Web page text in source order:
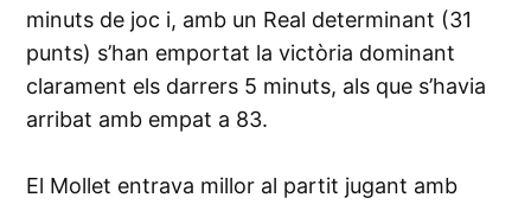
minuts de joc i, amb un Real determinant (31
punts) s’han emportat la victòria dominant
clarament els darrers 5 minuts, als que s’havia
arribat amb empat a 83.
El Mollet entrava millor al partit jugant amb